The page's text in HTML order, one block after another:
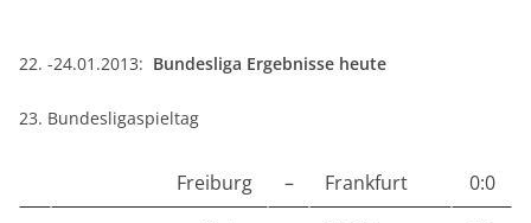
22. -24.01.2013: Bundesliga Ergebnisse heute
23. Bundesligaspieltag
Freiburg – Frankfurt
0:0